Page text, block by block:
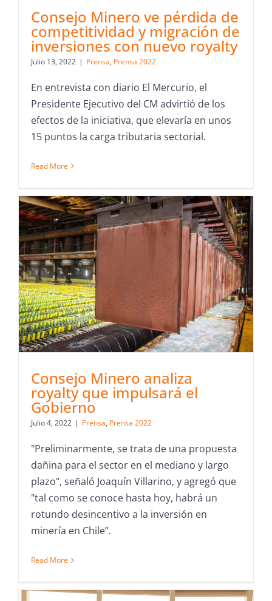
Consejo Minero ve pérdida de
competitividad y migración de
inversiones con nuevo royalty
Julio 13, 2022 | Prensa, Prensa 2022
En entrevista con diario El Mercurio, el
Presidente Ejecutivo del CM advirtió de los
efectos de la iniciativa, que elevaría en unos
15 puntos la carga tributaria sectorial.
Read More
Consejo Minero analiza
royalty que impulsará el
Gobierno
Julio 4, 2022 | Prensa, Prensa 2022
"Preliminarmente, se trata de una propuesta
dañina para el sector en el mediano y largo
plazo", señaló Joaquín Villarino, y agregó que
"tal como se conoce hasta hoy, habrá un
rotundo desincentivo a la inversión en
minería en Chile”.
Read More